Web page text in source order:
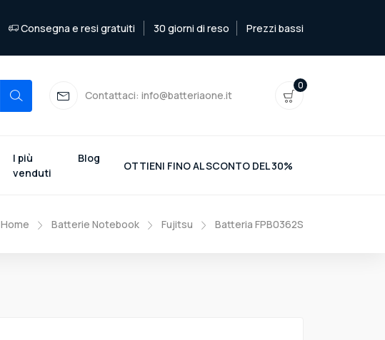
Consegna e resi gratuiti 30 giorni di reso Prezzi bassi
Contattaci: info@batteriaone.it
0
I più
venduti
Blog
OTTIENI FINO AL SCONTO DEL 30%
Home Batterie Notebook Fujitsu Batteria FPB0362S